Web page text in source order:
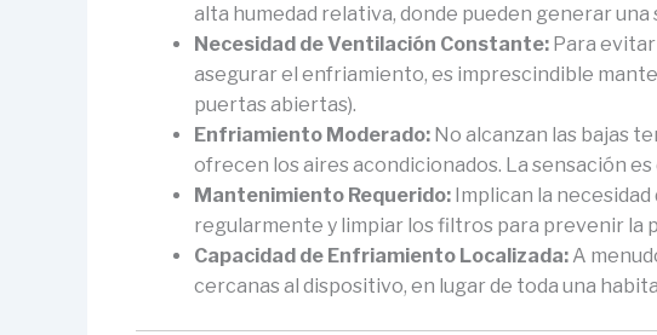
alta humedad relativa, donde pueden generar
Necesidad de Ventilación Constante: Para
asegurar el enfriamiento, es imprescindible
puertas abiertas).
Enfriamiento Moderado: No alcanzan las bajas
ofrecen los aires acondicionados. La sensación
Mantenimiento Requerido: Implican la
regularmente y limpiar los filtros para prevenir la
Capacidad de Enfriamiento Localizada: A
cercanas al dispositivo, en lugar de toda una